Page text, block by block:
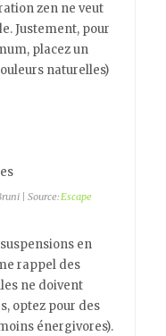
zen ne veut
Justement, pour
placez un
naturelles)
| Source:Escape
en
rappel des
ne doivent
optez pour des
énergivores).